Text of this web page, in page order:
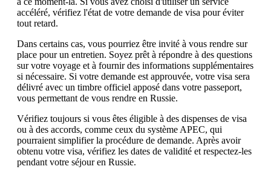
accéléré, vérifiez l'état de votre demande de visa pour éviter
tout retard.
Dans certains cas, vous pourriez être invité à vous rendre sur
place pour un entretien. Soyez prêt à répondre à des questions
sur votre voyage et à fournir des informations supplémentaires
si nécessaire. Si votre demande est approuvée, votre visa sera
délivré avec un timbre officiel apposé dans votre passeport,
vous permettant de vous rendre en Russie.
Vérifiez toujours si vous êtes éligible à des dispenses de visa
ou à des accords, comme ceux du système APEC, qui
pourraient simplifier la procédure de demande. Après avoir
obtenu votre visa, vérifiez les dates de validité et respectez-les
pendant votre séjour en Russie.